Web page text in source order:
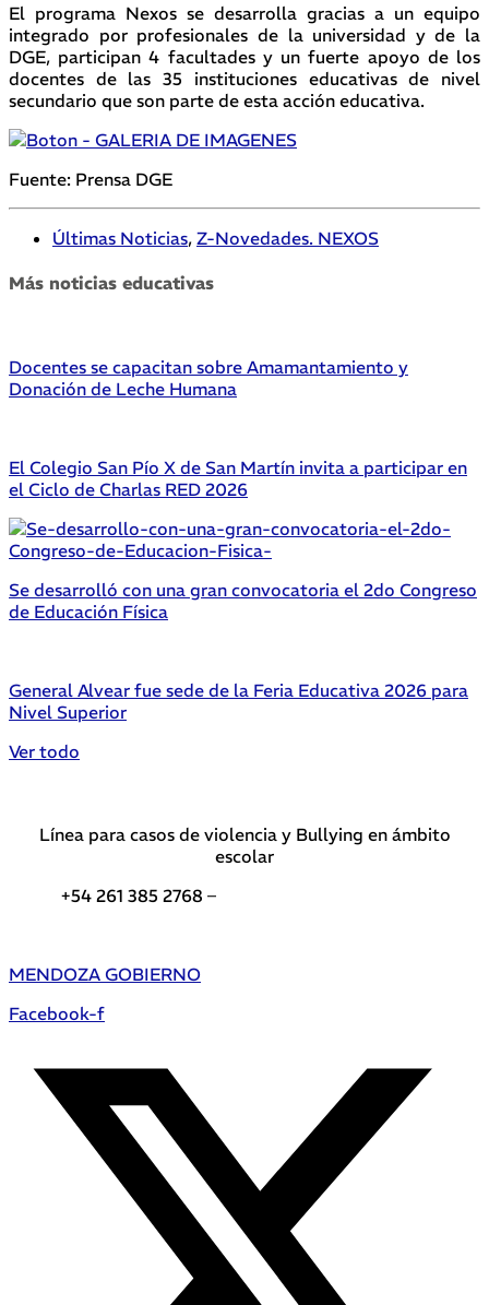
El programa Nexos se desarrolla gracias a un equipo
integrado por profesionales de la universidad y de la
DGE, participan 4 facultades y un fuerte apoyo de los
docentes de las 35 instituciones educativas de nivel
secundario que son parte de esta acción educativa.
Fuente: Prensa DGE
Últimas Noticias, Z-Novedades. NEXOS
Más noticias educativas
Docentes se capacitan sobre Amamantamiento y
Donación de Leche Humana
El Colegio San Pío X de San Martín invita a participar en
el Ciclo de Charlas RED 2026
Se desarrolló con una gran convocatoria el 2do Congreso
de Educación Física
General Alvear fue sede de la Feria Educativa 2026 para
Nivel Superior
Ver todo
Línea para casos de violencia y Bullying en ámbito
escolar
+54 261 385 2768 –
MENDOZA GOBIERNO
Facebook-f